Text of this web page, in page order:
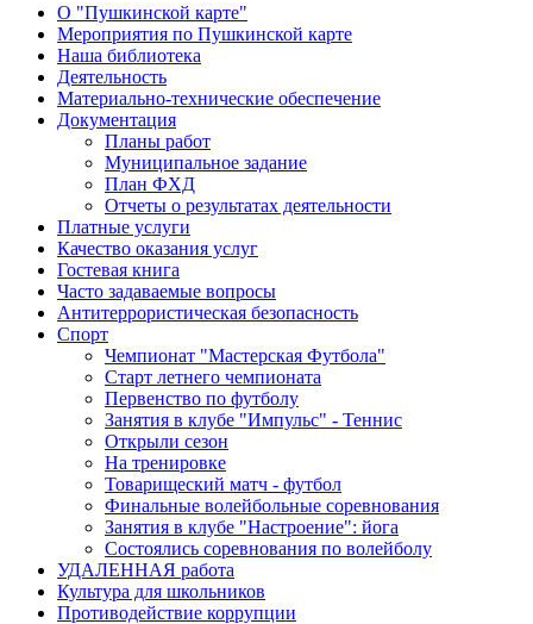
О "Пушкинской карте"
Мероприятия по Пушкинской карте
Наша библиотека
Деятельность
Материально-технические обеспечение
Документация
Планы работ
Муниципальное задание
План ФХД
Отчеты о результатах деятельности
Платные услуги
Качество оказания услуг
Гостевая книга
Часто задаваемые вопросы
Антитеррористическая безопасность
Спорт
Чемпионат "Мастерская Футбола"
Старт летнего чемпионата
Первенство по футболу
Занятия в клубе "Импульс" - Теннис
Открыли сезон
На тренировке
Товарищеский матч - футбол
Финальные волейбольные соревнования
Занятия в клубе "Настроение": йога
Состоялись соревнования по волейболу
УДАЛЕННАЯ работа
Культура для школьников
Противодействие коррупции